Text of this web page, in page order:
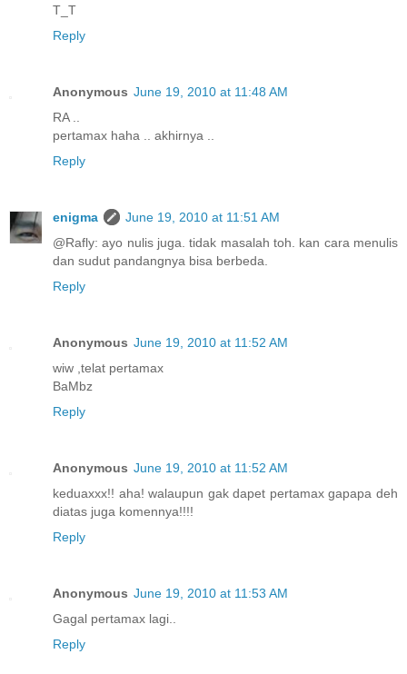
T_T
Reply
Anonymous June 19, 2010 at 11:48 AM
RA ..
pertamax haha .. akhirnya ..
Reply
enigma
June 19, 2010 at 11:51 AM
@Rafly: ayo nulis juga. tidak masalah toh. kan cara menulis
dan sudut pandangnya bisa berbeda.
Reply
Anonymous June 19, 2010 at 11:52 AM
wiw ,telat pertamax
BaMbz
Reply
Anonymous June 19, 2010 at 11:52 AM
keduaxxx!! aha! walaupun gak dapet pertamax gapapa deh
diatas juga komennya!!!!
Reply
Anonymous June 19, 2010 at 11:53 AM
Gagal pertamax lagi..
Reply